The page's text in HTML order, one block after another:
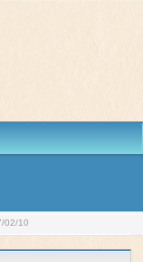
02/10